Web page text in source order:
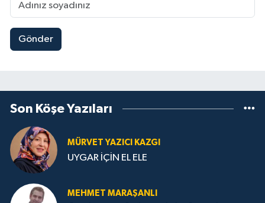
Gönder
Son Köşe Yazıları
MÜRVET YAZICI KAZGI
UYGAR İÇİN EL ELE
MEHMET MARAŞANLI